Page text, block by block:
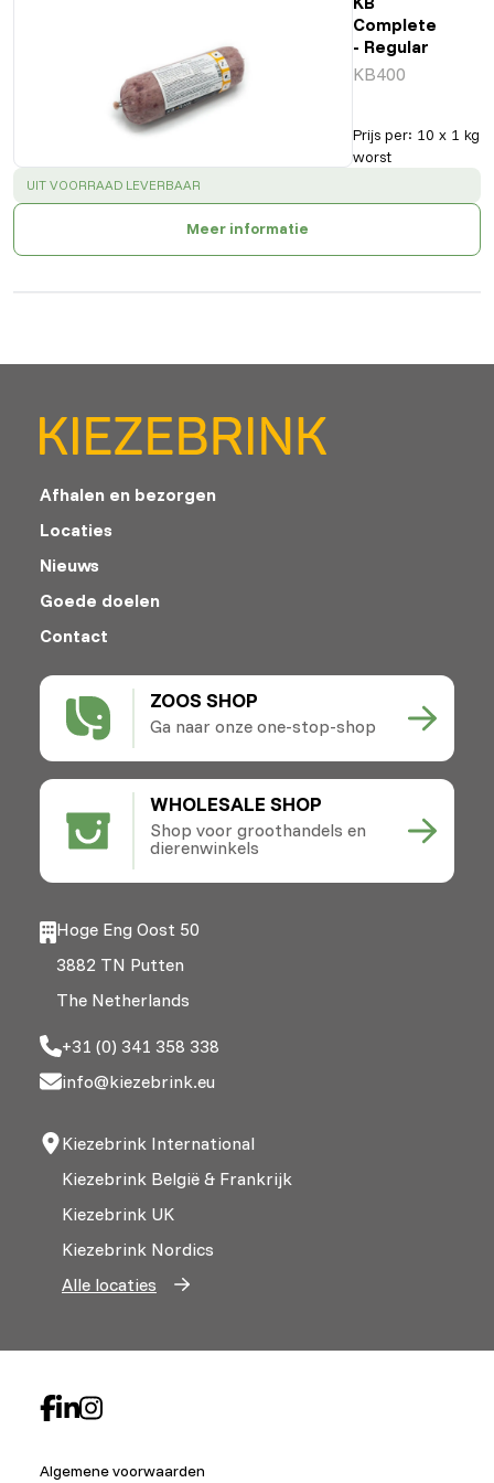
Complete
- Regular
KB400
Prijs per: 10 x 1 kg
worst
SUCCESS:
UIT VOORRAAD LEVERBAAR
Meer informatie
ZOOS SHOP
Ga naar onze one-stop-shop
WHOLESALE SHOP
Shop voor groothandels en
dierenwinkels
Afhalen en bezorgen
Locaties
Nieuws
Goede doelen
Contact
Hoge Eng Oost 50
3882 TN Putten
The Netherlands
+31 (0) 341 358 338
info@kiezebrink.eu
Kiezebrink International
Kiezebrink België & Frankrijk
Kiezebrink UK
Kiezebrink Nordics
Alle locaties
Algemene voorwaarden